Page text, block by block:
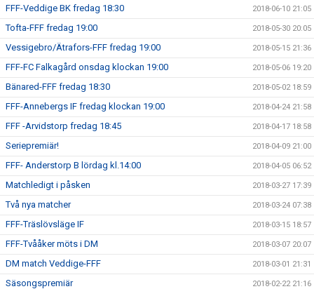
FFF-Veddige BK fredag 18:30 2018-06-10 21:05
Tofta-FFF fredag 19:00 2018-05-30 20:05
Vessigebro/Ätrafors-FFF fredag 19:00 2018-05-15 21:36
FFF-FC Falkagård onsdag klockan 19:00 2018-05-06 19:20
Bänared-FFF fredag 18:30 2018-05-02 18:59
FFF-Annebergs IF fredag klockan 19:00 2018-04-24 21:58
FFF -Arvidstorp fredag 18:45 2018-04-17 18:58
Seriepremiär! 2018-04-09 21:00
FFF- Anderstorp B lördag kl.14:00 2018-04-05 06:52
Matchledigt i påsken 2018-03-27 17:39
Två nya matcher 2018-03-24 07:38
FFF-Träslövsläge IF 2018-03-15 18:57
FFF-Tvååker möts i DM 2018-03-07 20:07
DM match Veddige-FFF 2018-03-01 21:31
Säsongspremiär 2018-02-22 21:16